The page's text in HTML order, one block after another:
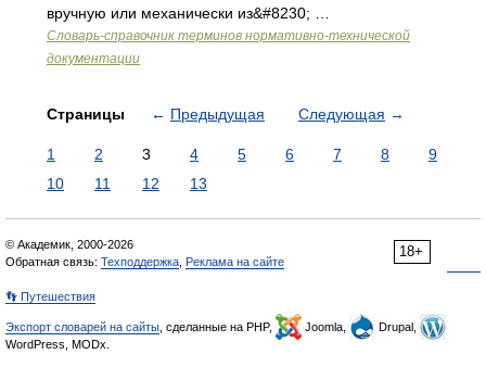
вручную или механически из&#8230; …
Словарь-справочник терминов нормативно-технической
документации
Страницы ← Предыдущая Следующая →
1 2 3 4 5 6 7 8
9
10
11 12 13
18+
© Академик, 2000-2026
Обратная связь: Техподдержка Реклама на сайте
👣 Путешествия
Экспорт словарей на сайты , сделанные на PHP, Joomla,
Drupal,
WordPress, MODx.